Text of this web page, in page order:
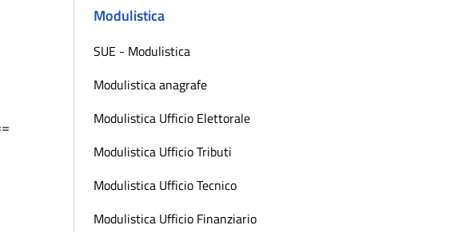
Modulistica
SUE - Modulistica
Modulistica anagrafe
Modulistica Ufficio Elettorale
Modulistica Ufficio Tributi
Modulistica Ufficio Tecnico
Modulistica Ufficio Finanziario